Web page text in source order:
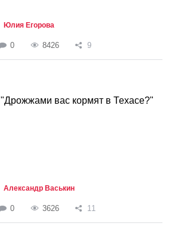
Юлия Егорова
0 8426 9
"Дрожжами вас кормят в Техасе?"
Александр Васькин
0 3626 11